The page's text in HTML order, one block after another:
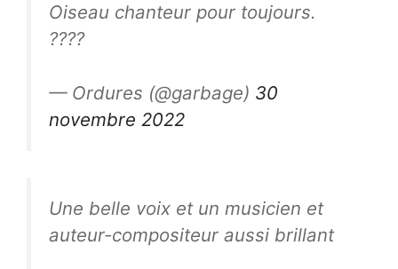
Oiseau chanteur pour toujours.
????
— Ordures (@garbage) 30
novembre 2022
Une belle voix et un musicien et
auteur-compositeur aussi brillant